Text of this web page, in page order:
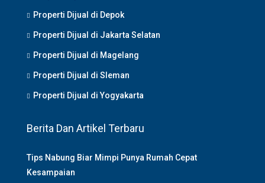
Properti Dijual di Depok
Properti Dijual di Jakarta Selatan
Properti Dijual di Magelang
Properti Dijual di Sleman
Properti Dijual di Yogyakarta
Berita Dan Artikel Terbaru
Tips Nabung Biar Mimpi Punya Rumah Cepat
Kesampaian